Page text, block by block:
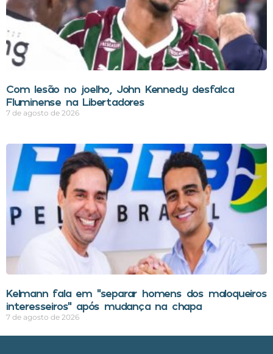
Com lesão no joelho, John Kennedy desfalca
Fluminense na Libertadores
7 de agosto de 2026
Kelmann fala em “separar homens dos maloqueiros
interesseiros” após mudança na chapa
7 de agosto de 2026